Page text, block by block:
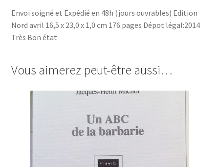
Envoi soigné et Expédié en 48h (jours ouvrables) Edition
Nord avril 16,5 x 23,0 x 1,0 cm 176 pages Dépot légal:2014
Très Bon état
Vous aimerez peut-être aussi…